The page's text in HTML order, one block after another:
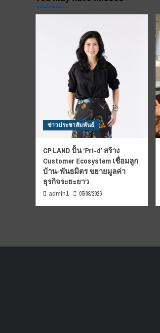
ข่าวประชาสัมพันธ์
CP LAND ปั้น ‘Pri-d’ สร้าง
Customer Ecosystem เชื่อมลูก
บ้าน-พันธมิตร ขยายมูลค่า
ธุรกิจระยะยาว
admin1 05/08/2026